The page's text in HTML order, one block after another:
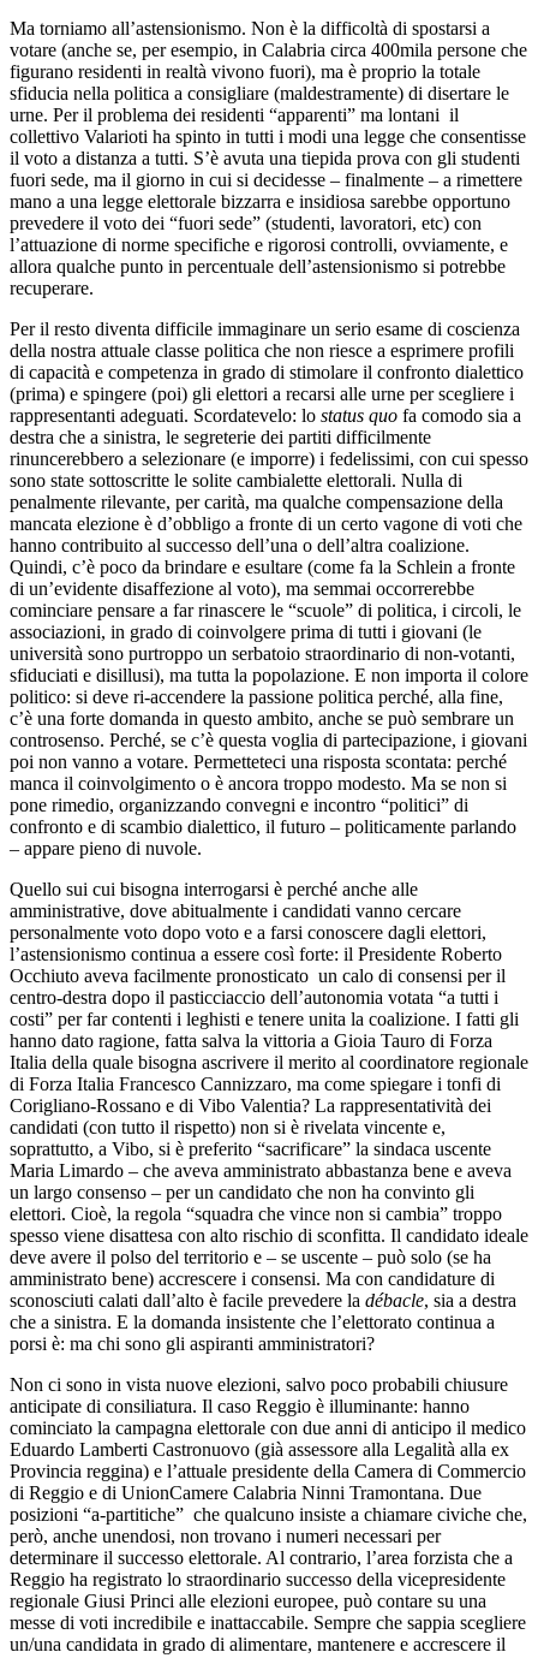
Ma torniamo all’astensionismo. Non è la difficoltà di spostarsi a
votare (anche se, per esempio, in Calabria circa 400mila persone che
figurano residenti in realtà vivono fuori), ma è proprio la totale
sfiducia nella politica a consigliare (maldestramente) di disertare le
urne. Per il problema dei residenti “apparenti” ma lontani il
collettivo Valarioti ha spinto in tutti i modi una legge che consentisse
il voto a distanza a tutti. S’è avuta una tiepida prova con gli studenti
fuori sede, ma il giorno in cui si decidesse – finalmente – a rimettere
mano a una legge elettorale bizzarra e insidiosa sarebbe opportuno
prevedere il voto dei “fuori sede” (studenti, lavoratori, etc) con
l’attuazione di norme specifiche e rigorosi controlli, ovviamente, e
allora qualche punto in percentuale dell’astensionismo si potrebbe
recuperare.
Per il resto diventa difficile immaginare un serio esame di coscienza
della nostra attuale classe politica che non riesce a esprimere profili
di capacità e competenza in grado di stimolare il confronto dialettico
(prima) e spingere (poi) gli elettori a recarsi alle urne per scegliere i
rappresentanti adeguati. Scordatevelo: lo status quo fa comodo sia a
destra che a sinistra, le segreterie dei partiti difficilmente
rinuncerebbero a selezionare (e imporre) i fedelissimi, con cui spesso
sono state sottoscritte le solite cambialette elettorali. Nulla di
penalmente rilevante, per carità, ma qualche compensazione della
mancata elezione è d’obbligo a fronte di un certo vagone di voti che
hanno contribuito al successo dell’una o dell’altra coalizione.
Quindi, c’è poco da brindare e esultare (come fa la Schlein a fronte
di un’evidente disaffezione al voto), ma semmai occorrerebbe
cominciare pensare a far rinascere le “scuole” di politica, i circoli, le
associazioni, in grado di coinvolgere prima di tutti i giovani (le
università sono purtroppo un serbatoio straordinario di non-votanti,
sfiduciati e disillusi), ma tutta la popolazione. E non importa il colore
politico: si deve ri-accendere la passione politica perché, alla fine,
c’è una forte domanda in questo ambito, anche se può sembrare un
controsenso. Perché, se c’è questa voglia di partecipazione, i giovani
poi non vanno a votare. Permetteteci una risposta scontata: perché
manca il coinvolgimento o è ancora troppo modesto. Ma se non si
pone rimedio, organizzando convegni e incontro “politici” di
confronto e di scambio dialettico, il futuro – politicamente parlando
– appare pieno di nuvole.
Quello sui cui bisogna interrogarsi è perché anche alle
amministrative, dove abitualmente i candidati vanno cercare
personalmente voto dopo voto e a farsi conoscere dagli elettori,
l’astensionismo continua a essere così forte: il Presidente Roberto
Occhiuto aveva facilmente pronosticato un calo di consensi per il
centro-destra dopo il pasticciaccio dell’autonomia votata “a tutti i
costi” per far contenti i leghisti e tenere unita la coalizione. I fatti gli
hanno dato ragione, fatta salva la vittoria a Gioia Tauro di Forza
Italia della quale bisogna ascrivere il merito al coordinatore regionale
di Forza Italia Francesco Cannizzaro, ma come spiegare i tonfi di
Corigliano-Rossano e di Vibo Valentia? La rappresentatività dei
candidati (con tutto il rispetto) non si è rivelata vincente e,
soprattutto, a Vibo, si è preferito “sacrificare” la sindaca uscente
Maria Limardo – che aveva amministrato abbastanza bene e aveva
un largo consenso – per un candidato che non ha convinto gli
elettori. Cioè, la regola “squadra che vince non si cambia” troppo
spesso viene disattesa con alto rischio di sconfitta. Il candidato ideale
deve avere il polso del territorio e – se uscente – può solo (se ha
amministrato bene) accrescere i consensi. Ma con candidature di
sconosciuti calati dall’alto è facile prevedere la débacle, sia a destra
che a sinistra. E la domanda insistente che l’elettorato continua a
porsi è: ma chi sono gli aspiranti amministratori?
Non ci sono in vista nuove elezioni, salvo poco probabili chiusure
anticipate di consiliatura. Il caso Reggio è illuminante: hanno
cominciato la campagna elettorale con due anni di anticipo il medico
Eduardo Lamberti Castronuovo (già assessore alla Legalità alla ex
Provincia reggina) e l’attuale presidente della Camera di Commercio
di Reggio e di UnionCamere Calabria Ninni Tramontana. Due
posizioni “a-partitiche” che qualcuno insiste a chiamare civiche che,
però, anche unendosi, non trovano i numeri necessari per
determinare il successo elettorale. Al contrario, l’area forzista che a
Reggio ha registrato lo straordinario successo della vicepresidente
regionale Giusi Princi alle elezioni europee, può contare su una
messe di voti incredibile e inattaccabile. Sempre che sappia scegliere
un/una candidata in grado di alimentare, mantenere e accrescere il